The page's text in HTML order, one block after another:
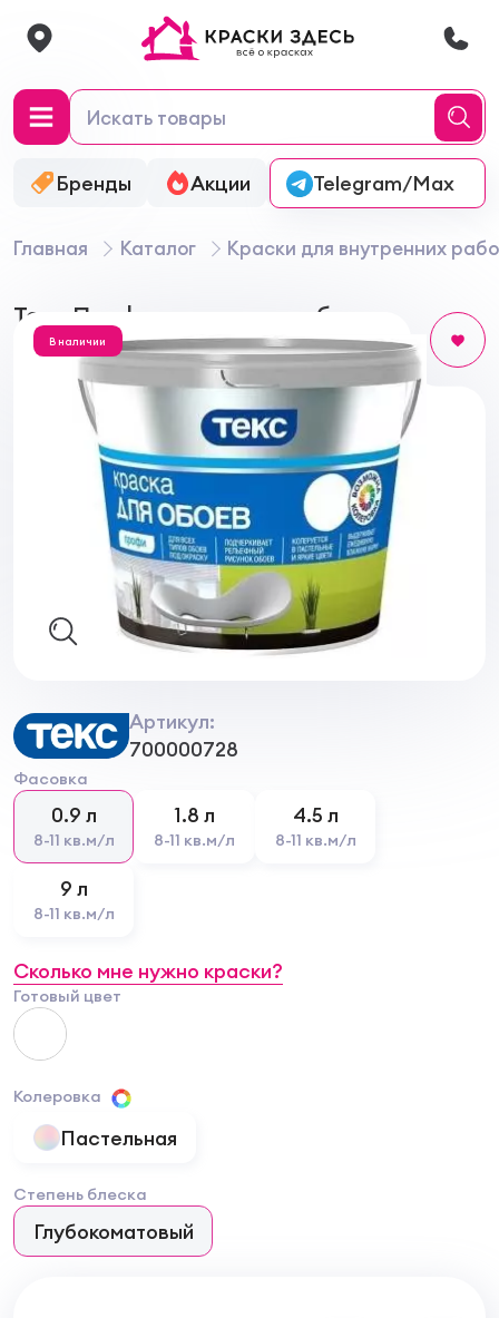
Бренды Акции Онлайн-колеровка
Telegram/Max
Главная Каталог Краски для внутренних
Текс Профи краска для обоев
В наличии
Артикул:
700000728
Фасовка
0.9 л
8-11 кв.м/л
1.8 л
8-11 кв.м/л
4.5 л
8-11 кв.м/л
9 л
8-11 кв.м/л
Сколько мне нужно краски?
Готовый цвет
Колеровка
Пастельная
Степень блеска
Глубокоматовый